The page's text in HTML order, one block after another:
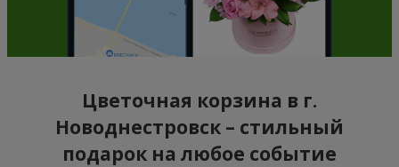
Цветочная корзина в г.
Новоднестровск – стильный
подарок на любое событие